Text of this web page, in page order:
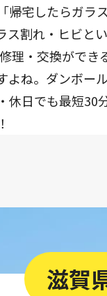
帰宅したらガラ
ス割れ・ヒビと
理・交換がで
よね。ダンボ
休日でも最短
滋賀